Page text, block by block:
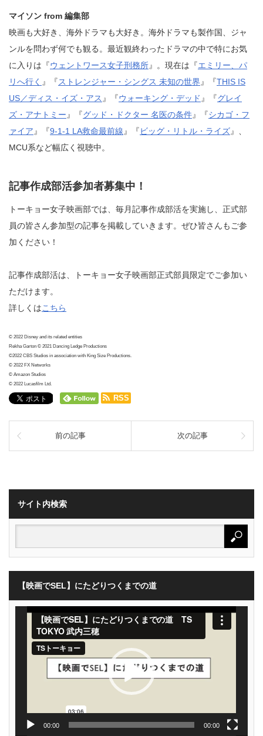
マイソン from 編集部
映画も大好き、海外ドラマも大好き。海外ドラマも製作国、ジャ
ンルを問わず何でも観る。最近観終わったドラマの中で特にお気
に入りは『ウェントワース女子刑務所』。現在は『エミリー、パ
リへ行く 』『ストレンジャー・シングス 未知の世界 』『THIS IS
US／ディス・イズ・アス 』『ウォーキング・デッド 』『グレイ
ズ・アナトミー 』『グッド・ドクター 名医の条件』『シカゴ・フ
ァイア 』『9-1-1 LA救命最前線 』『ビッグ・リトル・ライズ』、
MCU系など幅広く視聴中。
記事作成部活参加者募集中！
トーキョー女子映画部では、毎月記事作成部活を実施し、正式部
員の皆さん参加型の記事を掲載していきます。ぜひ皆さんもご参
加ください！
記事作成部活は、トーキョー女子映画部正式部員限定でご参加い
ただけます。
詳しくはこちら
© 2022 Disney and its related entities
Rekha Garton © 2021 Dancing Ledge Productions
©2022 CBS Studios in association with King Size Productions.
© 2022 FX Networks
© Amazon Studios
© 2022 Lucasfilm Ltd.
RSS
前の記事 次の記事
サイト内検索
【映画でSEL】にたどりつくまでの道
動
00:00 00:00